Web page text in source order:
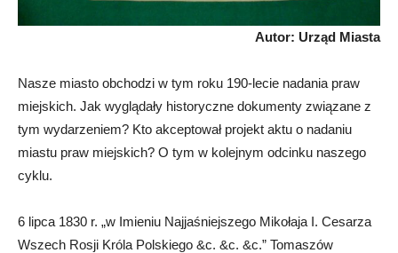
Autor: Urząd Miasta
Nasze miasto obchodzi w tym roku 190-lecie nadania praw
miejskich. Jak wyglądały historyczne dokumenty związane z
tym wydarzeniem? Kto akceptował projekt aktu o nadaniu
miastu praw miejskich? O tym w kolejnym odcinku naszego
cyklu.
6 lipca 1830 r. „w Imieniu Najjaśniejszego Mikołaja I. Cesarza
Wszech Rosji Króla Polskiego &c. &c. &c.” Tomaszów